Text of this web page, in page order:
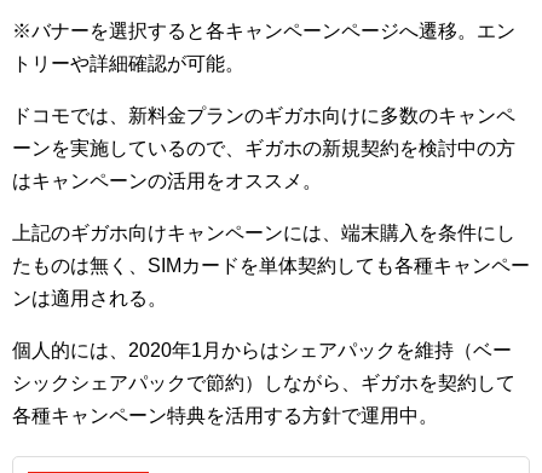
※バナーを選択すると各キャンペーンページへ遷移。エン
トリーや詳細確認が可能。
ドコモでは、新料金プランのギガホ向けに多数のキャンペ
ーンを実施しているので、ギガホの新規契約を検討中の方
はキャンペーンの活用をオススメ。
上記のギガホ向けキャンペーンには、端末購入を条件にし
たものは無く、SIMカードを単体契約しても各種キャンペー
ンは適用される。
個人的には、2020年1月からはシェアパックを維持（ベー
シックシェアパックで節約）しながら、ギガホを契約して
各種キャンペーン特典を活用する方針で運用中。